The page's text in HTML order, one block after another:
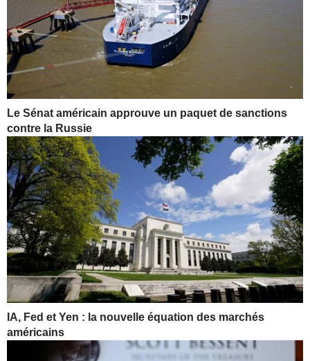
Le Sénat américain approuve un paquet de sanctions
contre la Russie
IA, Fed et Yen : la nouvelle équation des marchés
américains